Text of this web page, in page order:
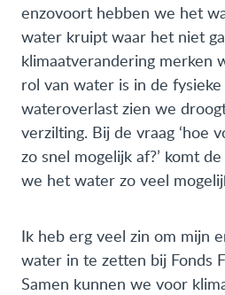
enzovoort hebben we het
water kruipt waar het niet
klimaatverandering merken
rol van water is in de
wateroverlast zien we
verzilting. Bij de vraag ‘hoe
zo snel mogelijk af?’ komt
we het water zo veel
Ik heb erg veel zin om mijn
water in te zetten bij Fonds
Samen kunnen we voor